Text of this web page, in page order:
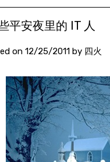
平安夜里的 IT 人
on 12/25/2011by 四火